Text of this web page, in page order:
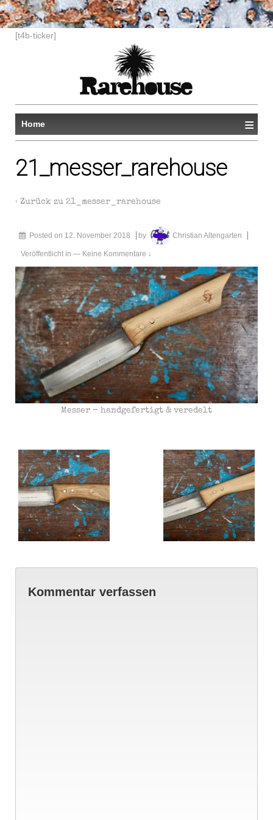
[t4b-ticker]
Home ≡
21_messer_rarehouse
‹ Zurück zu 21_messer_rarehouse
Posted on 12. November 2018 by Christian Altengarten
Veröffentlicht in — Keine Kommentare ↓
Messer – handgefertigt & veredelt
Kommentar verfassen